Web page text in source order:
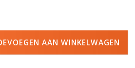
AAN WINKELWAGEN